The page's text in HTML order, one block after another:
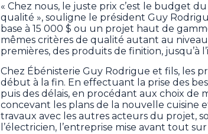
« Chez nous, le juste prix c’est le budget
qualité », souligne le président Guy
base à 15 000 $ ou un projet haut de
mêmes critères de qualité autant au
premières, des produits de finition, jusqu’à
Chez Ébénisterie Guy Rodrigue et fils, les
début à la fin. En effectuant la prise des
puis des délais, en procédant aux choix de
concevant les plans de la nouvelle cuisine
travaux avec les autres acteurs du projet,
l’électricien, l’entreprise mise avant tout